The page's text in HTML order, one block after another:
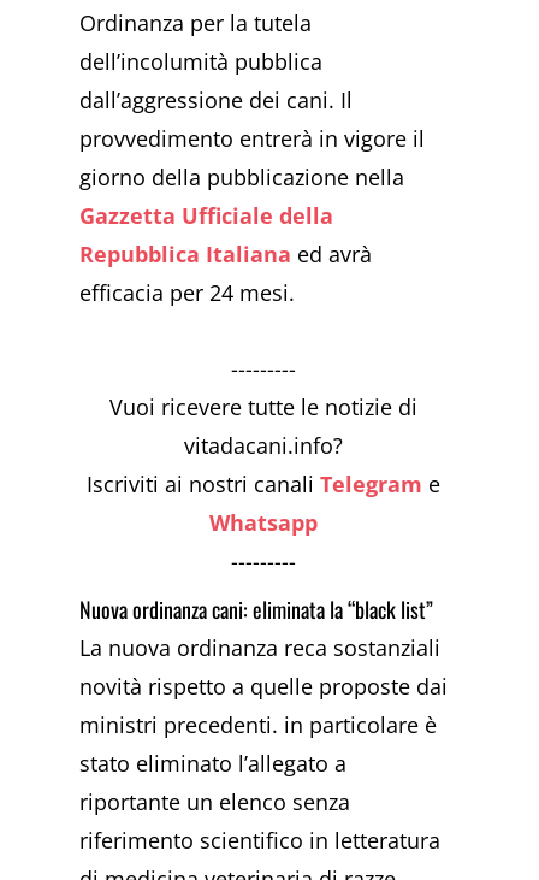
Ordinanza per la tutela
dell’incolumità pubblica
dall’aggressione dei cani. Il
provvedimento entrerà in vigore il
giorno della pubblicazione nella
Gazzetta Ufficiale della
Repubblica Italiana ed avrà
efficacia per 24 mesi.
---------
Vuoi ricevere tutte le notizie di
vitadacani.info?
Iscriviti ai nostri canaliTelegram e
Whatsapp
---------
Nuova ordinanza cani: eliminata la “black list”
La nuova ordinanza reca sostanziali
novità rispetto a quelle proposte dai
ministri precedenti. in particolare è
stato eliminato l’allegato a
riportante un elenco senza
riferimento scientifico in letteratura